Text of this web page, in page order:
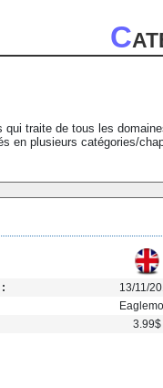
traite de tous les
en plusieurs catégories/
13/11/
3.99$